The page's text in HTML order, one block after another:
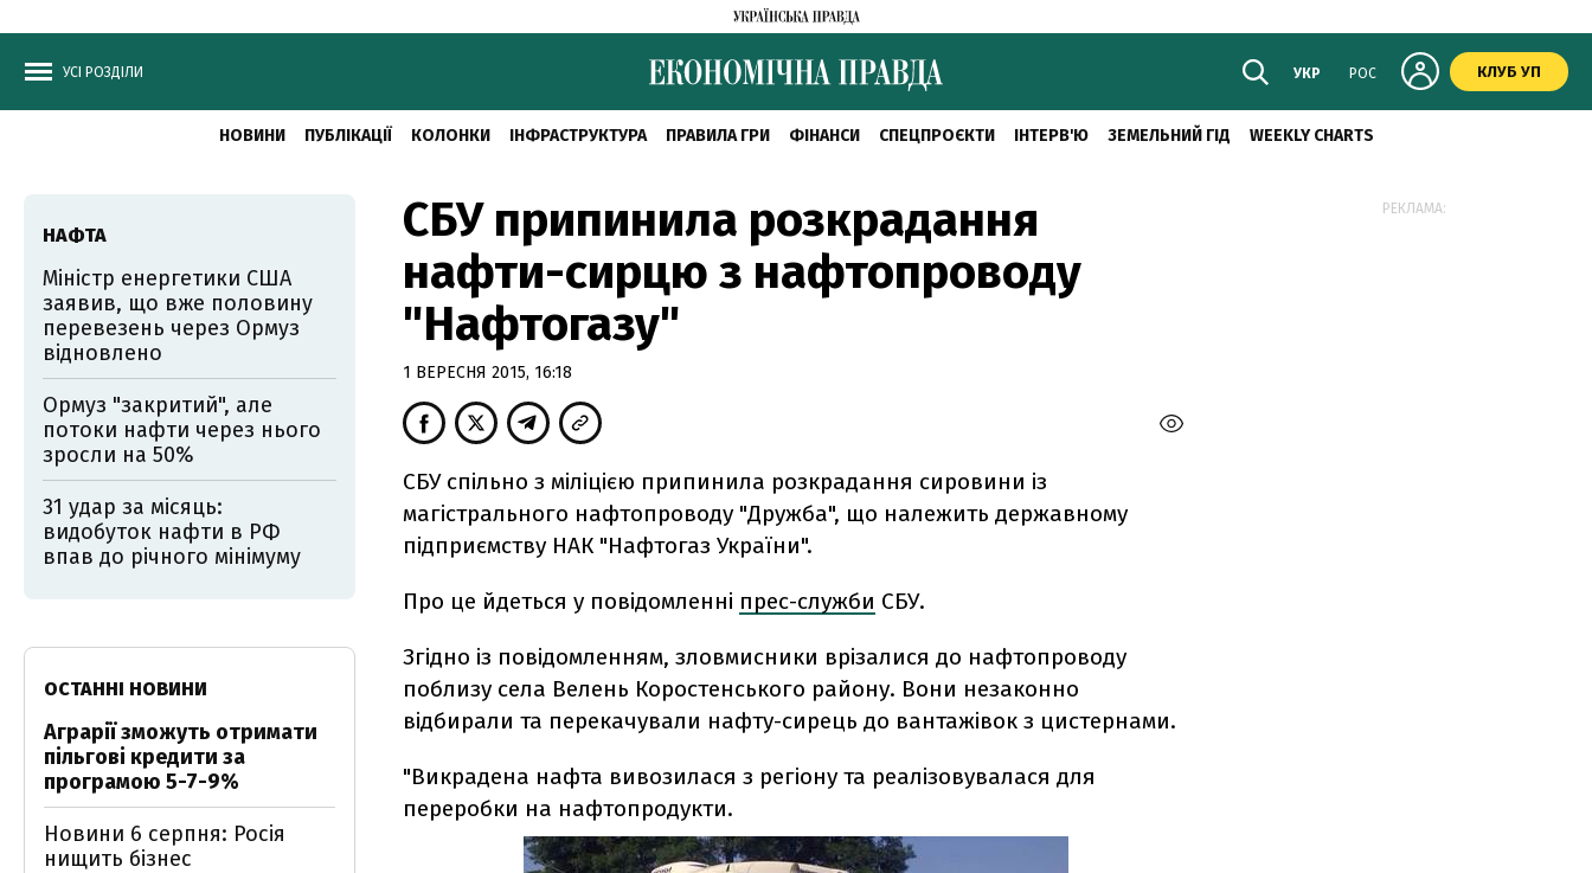
УСІ РОЗДІЛИ УКР РОС КЛУБ УП
НОВИНИ ПУБЛІКАЦІЇ КОЛОНКИ ІНФРАСТРУКТУРА ПРАВИЛА ГРИ ФІНАНСИ СПЕЦПРОЄКТИ ІНТЕРВ'Ю ЗЕМЕЛЬНИЙ ГІД WEEKLY CHARTS
СБУ припинила розкрадання
нафти-сирцю з нафтопроводу
"Нафтогазу"
1 ВЕРЕСНЯ 2015, 16:18
СБУ спільно з міліцією припинила розкрадання сировини із
магістрального нафтопроводу "Дружба", що належить державному
підприємству НАК "Нафтогаз України".
Про це йдеться у повідомленні прес-служби СБУ.
Згідно із повідомленням, зловмисники врізалися до нафтопроводу
поблизу села Велень Коростенського району. Вони незаконно
відбирали та перекачували нафту-сирець до вантажівок з цистернами.
"Викрадена нафта вивозилася з регіону та реалізовувалася для
переробки на нафтопродукти.
НАФТА
Міністр енергетики США
заявив, що вже половину
перевезень через Ормуз
відновлено
Ормуз "закритий", але
потоки нафти через нього
зросли на 50%
31 удар за місяць:
видобуток нафти в РФ
впав до річного мінімуму
ОСТАННІ НОВИНИ
Аграрії зможуть отримати
пільгові кредити за
програмою 5-7-9%
Новини 6 серпня: Росія
нищить бізнес
РЕКЛАМА: